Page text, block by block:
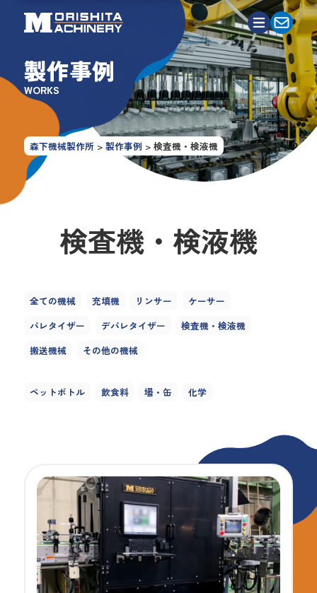
製作事例
WORKS
森下機械製作所 >製作事例 >検査機・検液機
検査機・検液機
全ての機械 充填機 リンサー
ケーサー
パレタイザー
デパレタイザー
検査機・検液機
搬送機械
その他の機械
ペットボトル 飲食料 壜・缶 化学